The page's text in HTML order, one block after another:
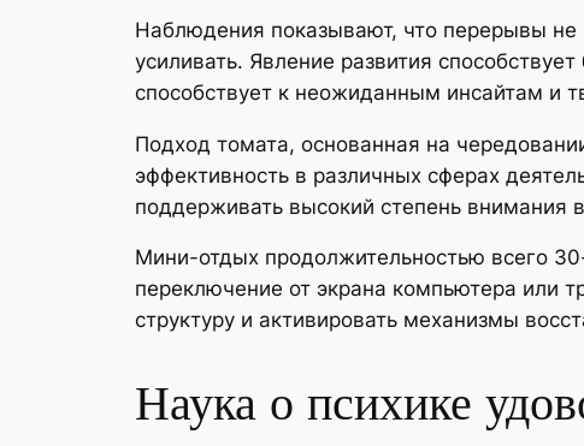
Наблюдения показывают, что перерывы
усиливать. Явление развития
способствует к неожиданным инсайтам и
Подход томата, основанная на
эффективность в различных сферах
поддерживать высокий степень внимания
Мини-отдых продолжительностью всего
переключение от экрана компьютера или
структуру и активировать механизмы
Наука о психике